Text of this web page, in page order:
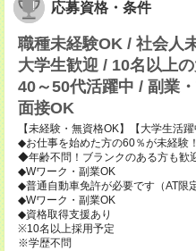
応募資格・条件
職種未経験OK / 社会人
大学生歓迎 / 10名以上
40～50代活躍中 / 副業
面接OK
【未経験・無資格OK】【大学生活躍
◆お仕事を始めた方の60％が未経験！
◆年齢不問！ブランクのある方も歓
◆Wワーク・副業OK
◆普通自動車免許が必要です（AT限
◆Wワーク・副業OK
◆資格取得支援あり
※10名以上採用予定
※学歴不問